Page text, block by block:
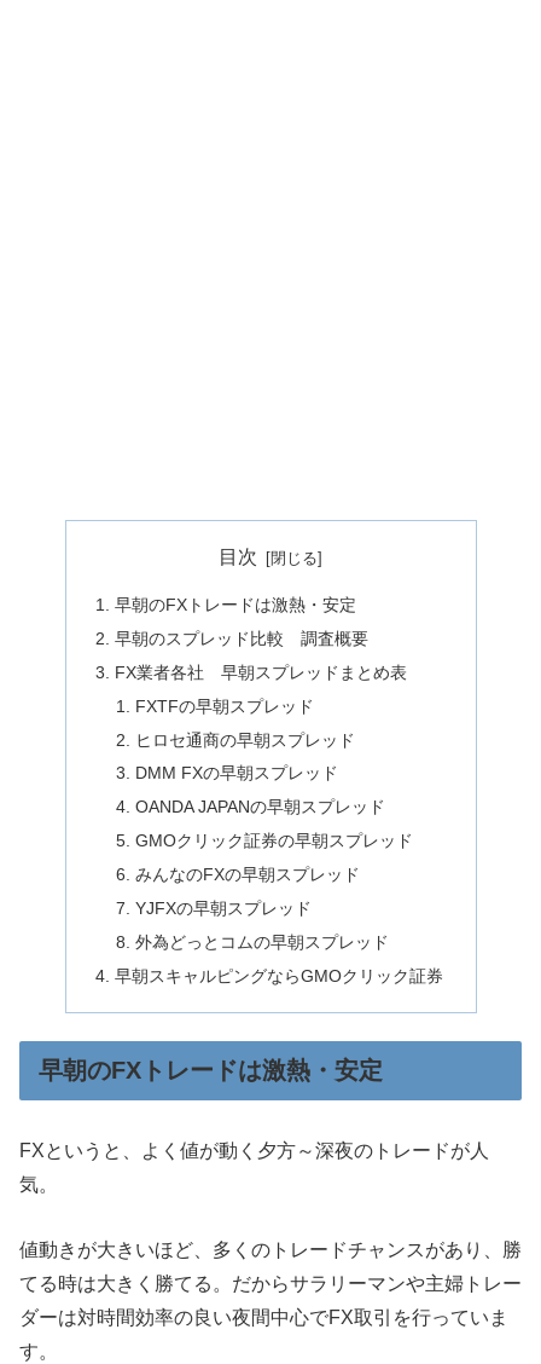
目次
早朝のFXトレードは激熱・安定
早朝のスプレッド比較 調査概要
FX業者各社 早朝スプレッドまとめ表
FXTFの早朝スプレッド
ヒロセ通商の早朝スプレッド
DMM FXの早朝スプレッド
OANDA JAPANの早朝スプレッド
GMOクリック証券の早朝スプレッド
みんなのFXの早朝スプレッド
YJFXの早朝スプレッド
外為どっとコムの早朝スプレッド
早朝スキャルピングならGMOクリック証券
早朝のFXトレードは激熱・安定
FXというと、よく値が動く夕方～深夜のトレードが人
気。
値動きが大きいほど、多くのトレードチャンスがあり、勝
てる時は大きく勝てる。だからサラリーマンや主婦トレー
ダーは対時間効率の良い夜間中心でFX取引を行っていま
す。